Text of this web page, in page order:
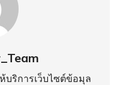
บริการเว็บไซต์ข้อมุล